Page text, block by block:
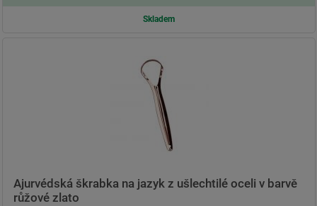
Skladem
Ajurvédská škrabka na jazyk z ušlechtilé oceli v barvě
růžové zlato